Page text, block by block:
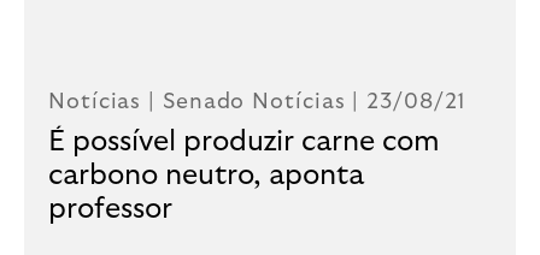
Notícias | Senado Notícias | 23/08/21
É possível produzir carne com
carbono neutro, aponta
professor